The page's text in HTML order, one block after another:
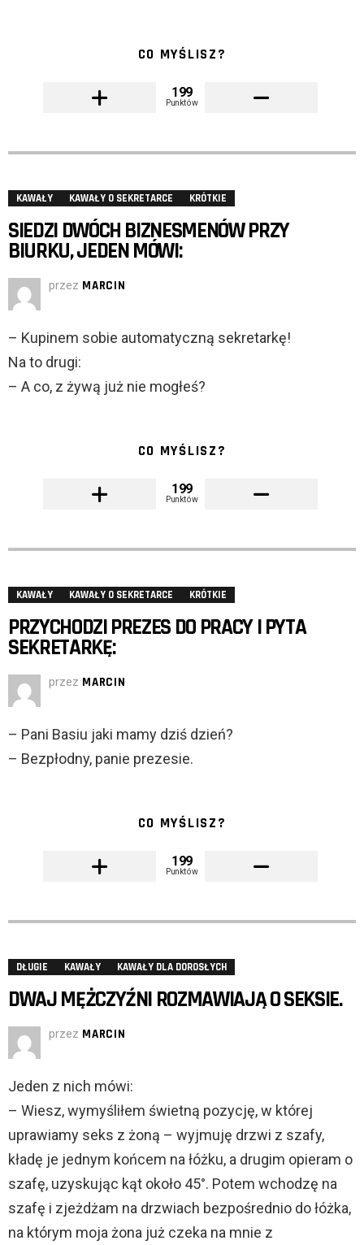
CO MYŚLISZ?
199
Punktów
KAWAŁY KAWAŁY O SEKRETARCE KRÓTKIE
SIEDZI DWÓCH BIZNESMENÓW PRZY
BIURKU, JEDEN MÓWI:
przez MARCIN
– Kupinem sobie automatyczną sekretarkę!
Na to drugi:
– A co, z żywą już nie mogłeś?
CO MYŚLISZ?
199
Punktów
KAWAŁY KAWAŁY O SEKRETARCE KRÓTKIE
PRZYCHODZI PREZES DO PRACY I PYTA
SEKRETARKĘ:
przez MARCIN
– Pani Basiu jaki mamy dziś dzień?
– Bezpłodny, panie prezesie.
CO MYŚLISZ?
199
Punktów
DŁUGIE KAWAŁY KAWAŁY DLA DOROSŁYCH
DWAJ MĘŻCZYŹNI ROZMAWIAJĄ O SEKSIE.
przez MARCIN
Jeden z nich mówi:
– Wiesz, wymyśliłem świetną pozycję, w której
uprawiamy seks z żoną – wyjmuję drzwi z szafy,
kładę je jednym końcem na łóżku, a drugim opieram o
szafę, uzyskując kąt około 45°. Potem wchodzę na
szafę i zjeżdżam na drzwiach bezpośrednio do łóżka,
na którym moja żona już czeka na mnie z